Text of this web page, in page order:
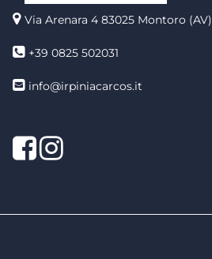
Via Arenara 4 83025 Montoro (AV)
+39 0825 502031
info@irpiniacarcos.it
FacebookInstagram